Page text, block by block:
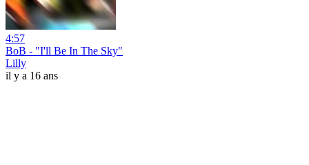
4:57
BoB - "I'll Be In The Sky"
Lilly
il y a 16 ans